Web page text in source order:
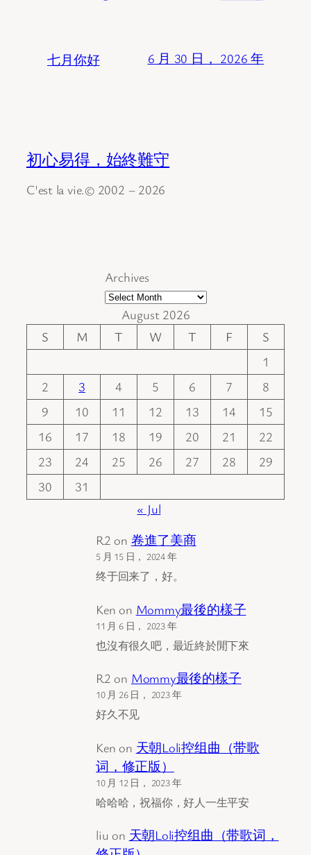
七月你好 6 月 30 日， 2026 年
初心易得，始終難守
C'est la vie.© 2002 – 2026
Archives
August 2026
S
M T W T F
S
1
2
3 4 5 6 7
8
9
10 11 12 13 14
15
16
17 18 19 20 21
22
23
24 25 26 27 28
29
30
31
« Jul
R2 on 卷進了美商
5 月 15 日， 2024 年
终于回来了，好。
Ken on Mommy最後的樣子
11 月 6 日， 2023 年
也沒有很久吧，最近終於閒下來
R2 on Mommy最後的樣子
10 月 26 日， 2023 年
好久不见
Ken on 天朝Loli控组曲（带歌
词，修正版）
10 月 12 日， 2023 年
哈哈哈，祝福你，好人一生平安
liu on 天朝Loli控组曲（带歌词，